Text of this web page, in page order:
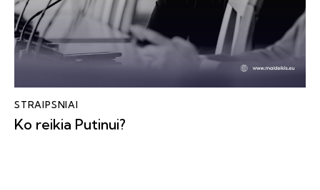
STRAIPSNIAI
Ko reikia Putinui?